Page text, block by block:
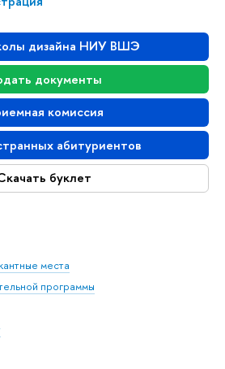
дизайна НИУ ВШЭ
документы
комиссия
абитуриентов
буклет
места
программы